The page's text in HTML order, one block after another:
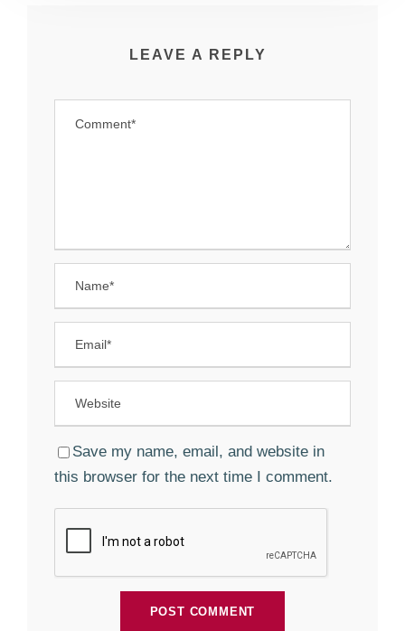
LEAVE A REPLY
Save my name, email, and website in
this browser for the next time I comment.